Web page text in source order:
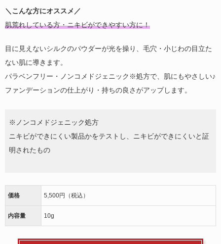
＼こんな方にオススメ／
肌荒れしている方・ニキビができやすい方に！
目に見えないシルクのパウダーが光を操り、毛穴・小じわの目立た
ない肌に導きます。
パラベンフリー・ノンコメドジェニック※処方で、肌にもやさしい♪
ファンデーションの仕上がり・持ちの良さがアップします。
※ノンコメドジェニック処方
ニキビができにくい製品かをテストし、ニキビができにくいと証
明されたもの
価格 5,500円（税込）
内容量 10g